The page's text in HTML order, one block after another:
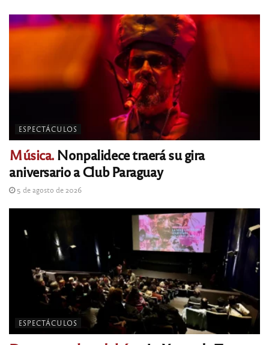
ESPECTÁCULOS
Música.Nonpalidece traerá su gira
aniversario a Club Paraguay
5 de agosto de 2026
ESPECTÁCULOS